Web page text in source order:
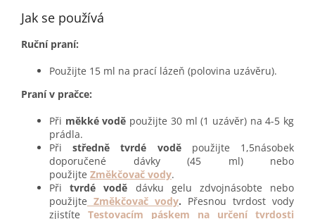
Jak se používá
Ruční praní:
Použijte 15 ml na prací lázeň (polovina uzávěru).
Praní v pračce:
Při měkké vodě použijte 30 ml (1 uzávěr) na 4-5 kg
prádla.
Při
středně tvrdé vodě
použijte 1,5násobek
doporučené dávky (45 ml) nebo
použijte Změkčovač vody.
Při
tvrdé vodě
dávku gelu zdvojnásobte nebo
použijte Změkčovač vody. Přesnou tvrdost vody
zjistíte
Testovacím páskem na určení tvrdosti